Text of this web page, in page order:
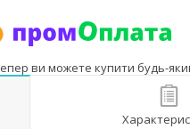
ви можете купити будь-